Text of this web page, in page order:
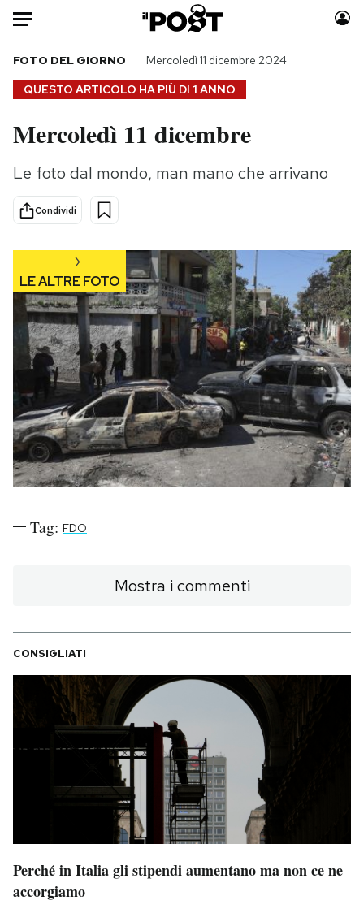
Auto
HOME
Italia
Politica
Tecnologia
Scienza
Cultura
Economia
Sport
Moda
Consumismi
Media
Europa
Altrecose
Mondiali calcio 2026
NEWSLETTER
Area Personale
Newsletter
Regala il Post
Hai bisogno di aiuto?
QUESTO ARTICOLO HA PIÙ DI 1 ANNO
FOTO DEL GIORNO Mercoledì 11 dicembre 2024
Mercoledì 11 dicembre
Le foto dal mondo, man mano che arrivano
Condividi
Tag: FDO
Mostra i commenti
CONSIGLIATI
Perché in Italia gli stipendi aumentano ma non ce ne
accorgiamo